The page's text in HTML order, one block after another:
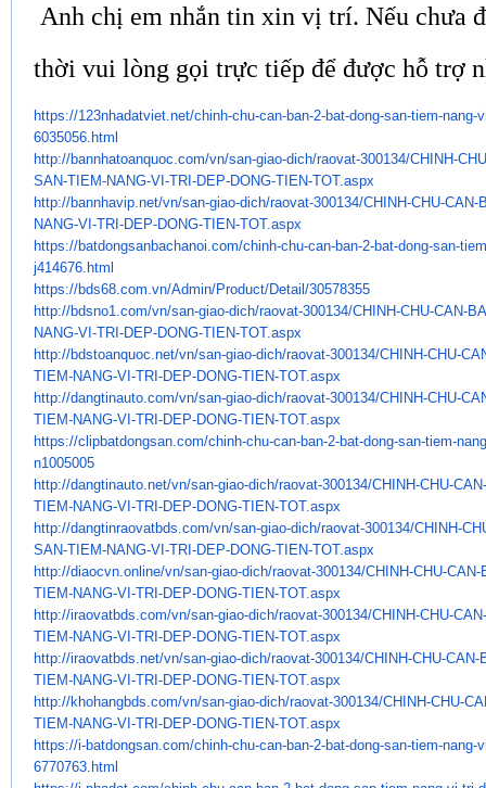
Anh chị em nhắn tin xin vị trí. Nếu chưa
thời vui lòng gọi trực tiếp để được hỗ trợ
https://123nhadatviet.net/chinh-chu-can-ban-2-bat-dong-san-tiem-nang-
6035056.html
http://bannhatoanquoc.com/vn/san-giao-dich/raovat-300134/CHINH-
SAN-TIEM-NANG-VI-TRI-DEP-DONG-TIEN-TOT.aspx
http://bannhavip.net/vn/san-giao-dich/raovat-300134/CHINH-CHU-CAN-
NANG-VI-TRI-DEP-DONG-TIEN-TOT.aspx
https://batdongsanbachanoi. com/chinh-chu-can-ban-2-bat-dong-san-
j414676.html
https://bds68.com.vn/Admin/Product/Detail/30578355
http://bdsno1.com/vn/san-giao-dich/raovat-300134/CHINH-CHU-CAN-
NANG-VI-TRI-DEP-DONG-TIEN-TOT. aspx
http://bdstoanquoc.net/vn/san-giao-dich/raovat-300134/CHINH-CHU-
TIEM-NANG-VI-TRI-DEP-DONG-TIEN-TOT.aspx
http://dangtinauto.com/vn/san-giao-dich/raovat-300134/CHINH-CHU-
TIEM-NANG-VI-TRI-DEP-DONG-TIEN-TOT.aspx
https://clipbatdongsan.com/chinh-chu-can-ban-2-bat-dong-san-tiem-
n1005005
http://dangtinauto.net/vn/san-giao-dich/raovat-300134/CHINH-CHU-
TIEM-NANG-VI-TRI-DEP-DONG-TIEN-TOT.aspx
http://dangtinraovatbds.com/vn/san-giao-dich/raovat-300134/CHINH-
SAN-TIEM-NANG-VI-TRI-DEP-DONG-TIEN-TOT.aspx
http://diaocvn.online/vn/san-giao-dich/raovat-300134/CHINH-CHU-CAN-
TIEM-NANG-VI-TRI-DEP-DONG-TIEN-TOT.aspx
http://iraovatbds.com/vn/san-giao-dich/raovat-300134/CHINH-CHU-
TIEM-NANG-VI-TRI-DEP-DONG-TIEN-TOT.aspx
http://iraovatbds.net/vn/san-giao-dich/raovat-300134/CHINH-CHU-CAN-
TIEM-NANG-VI-TRI-DEP-DONG-TIEN-TOT.aspx
http://khohangbds.com/vn/san-giao-dich/raovat-300134/CHINH-CHU-
TIEM-NANG-VI-TRI-DEP-DONG-TIEN-TOT.aspx
https://i-batdongsan.com/chinh-chu-can-ban-2-bat-dong-san-tiem-nang-
6770763.html